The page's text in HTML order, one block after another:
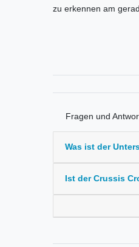
zu erkennen am
Fragen und
Was ist der
Ist der Crussis